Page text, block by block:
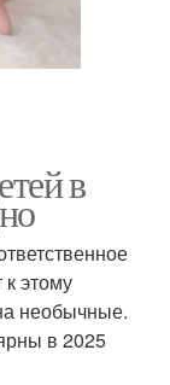
в
этому
необычные.
в 2025